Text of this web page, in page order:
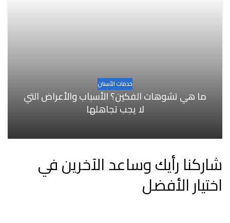
خدمات الأسنان
ما هي تشوهات الفكين؟ الأسباب والأعراض التي
لا يجب تجاهلها
شاركنا رأيك وساعد الآخرين في
اختيار الأفضل